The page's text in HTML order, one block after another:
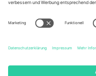
Norte, Cuauhtémoc, 06700
Ciudad de México, CDMX,
Mexico
Die juristische Person des
Informationen finden Sie